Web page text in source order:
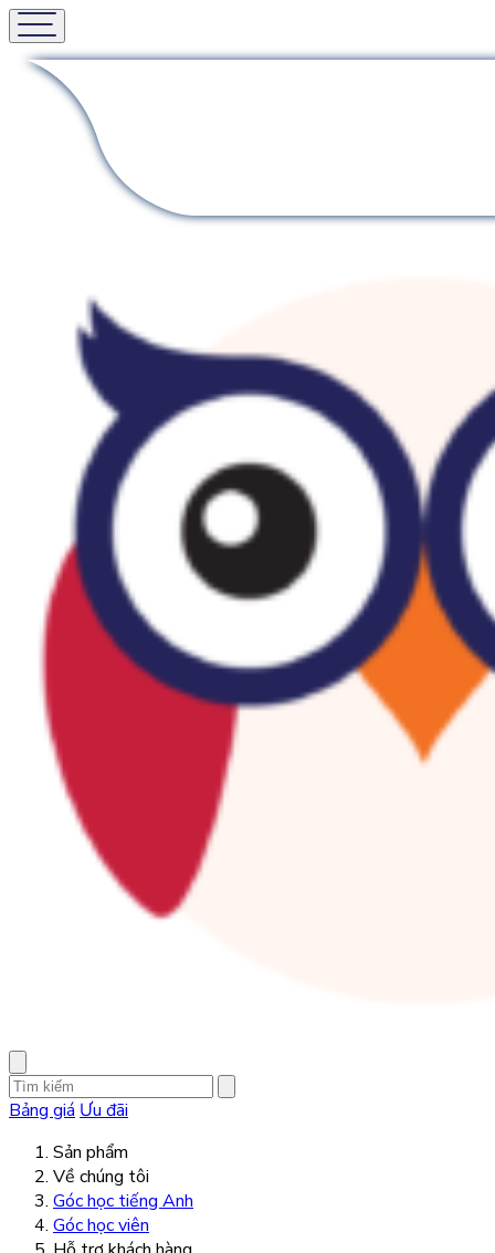
Bảng giá Ưu đãi
Sản phẩm
Về chúng tôi
Góc học tiếng Anh
Góc học viên